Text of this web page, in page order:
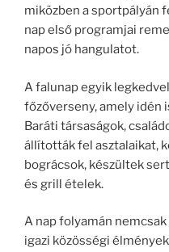
miközben a sportpályán
nap első programjai
napos jó hangulatot.
A falunap egyik
főzőverseny, amely idén
Baráti társaságok,
állították fel asztalaikat,
bográcsok, készültek
és grill ételek.
A nap folyamán
igazi közösségi